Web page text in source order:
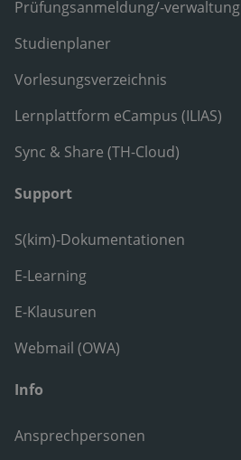
Prüfungsanmeldung/-verwaltung
Studienplaner
Vorlesungsverzeichnis
Lernplattform eCampus (ILIAS)
Sync & Share (TH-Cloud)
Support
S(kim)-Dokumentationen
E-Learning
E-Klausuren
Webmail (OWA)
Info
Ansprechpersonen